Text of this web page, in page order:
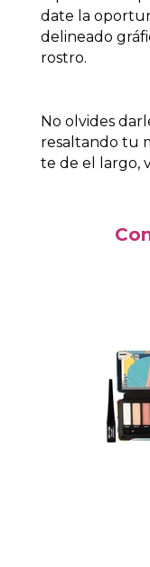
date la
delineado
rostro.
No olvides
resaltando tu
te de el largo,